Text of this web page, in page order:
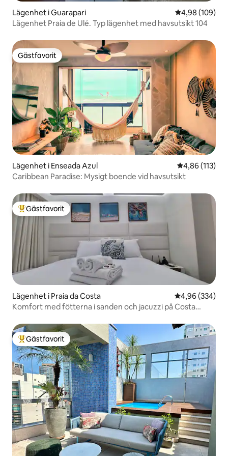
Lägenhet i Guarapari 4,98 av 5 i
4,98 (109)
Lägenhet Praia de Ulé. Typ lägenhet med havsutsikt 104
Gästfavorit
Gästfavorit
Lägenhet i Enseada Azul 4,86 av 5 i
4,86 (113)
Caribbean Paradise: Mysigt boende vid havsutsikt
Populär gästfavorit
Gästfavorit
Lägenhet i Praia da Costa 4,96 av 5 i
4,96 (334)
Komfort med fötterna i sanden och jacuzzi på Costa
Populär gästfavorit
Gästfavorit